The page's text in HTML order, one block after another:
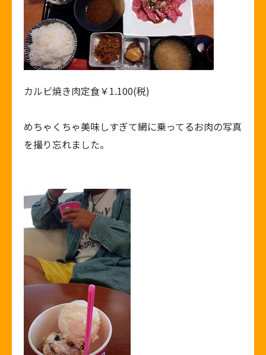
カルビ焼き肉定食￥1.100(税)
めちゃくちゃ美味しすぎて網に乗ってるお肉の写真
を撮り忘れました。